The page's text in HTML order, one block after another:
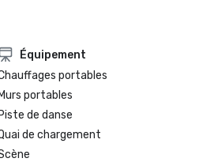
Équipement
portables
Murs portables
Piste de danse
de chargement